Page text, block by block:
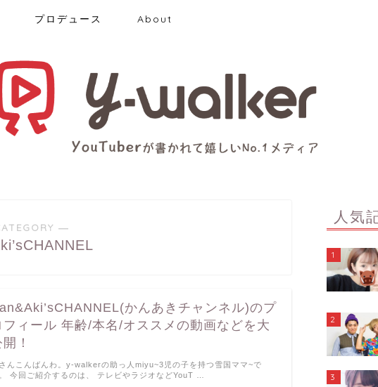
プロデュース About
―
かんあきチャンネル)のプ
フィール 年齢/本名/オススメの動画などを大
！
んこんばんわ。y-walkerの助っ人miyu~3児の子を持つ雪国ママ~で
今回ご紹介するのは、 テレビやラジオなどYouT …
人気
1
2
3